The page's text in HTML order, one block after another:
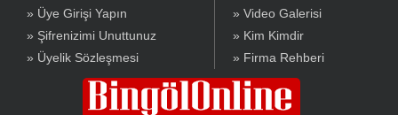
» Üye Girişi Yapın
» Şifrenizimi Unuttunuz
» Üyelik Sözleşmesi
» Video Galerisi
» Kim Kimdir
» Firma Rehberi